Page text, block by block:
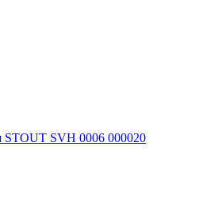
SVH 0006 000020